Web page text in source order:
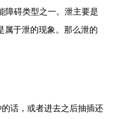
障碍类型之一。泄主要是
属于泄的现象。那么泄的
话，或者进去之后抽插还